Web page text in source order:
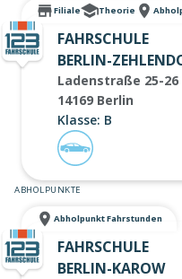
Filiale Theorie
FAHRSCHULE
BERLIN-
Ladenstraße 25-26
14169 Berlin
Klasse: B
ABHOLPUNKTE
Abholpunkt Fahrstunden
FAHRSCHULE
BERLIN-KAROW